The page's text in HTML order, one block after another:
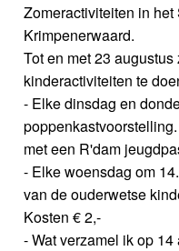
Zomeractiviteiten in
Krimpenerwaard.
Tot en met 23
kinderactiviteiten te
- Elke dinsdag en
met een R'dam
- Elke woensdag om
van de ouderwetse
Kosten € 2,-
- Wat verzamel ik op